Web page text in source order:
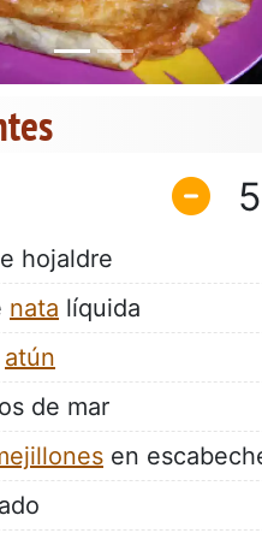
5
hojaldre
nata líquida
atún
de mar
en